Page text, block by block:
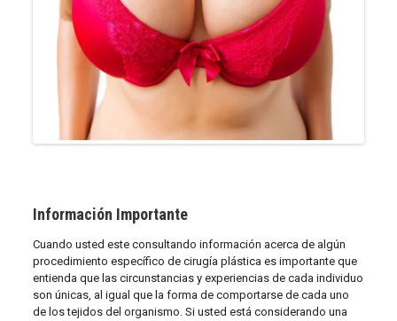
Información Importante
Cuando usted este consultando información acerca de algún
procedimiento específico de cirugía plástica es importante que
entienda que las circunstancias y experiencias de cada individuo
son únicas, al igual que la forma de comportarse de cada uno
de los tejidos del organismo. Si usted está considerando una